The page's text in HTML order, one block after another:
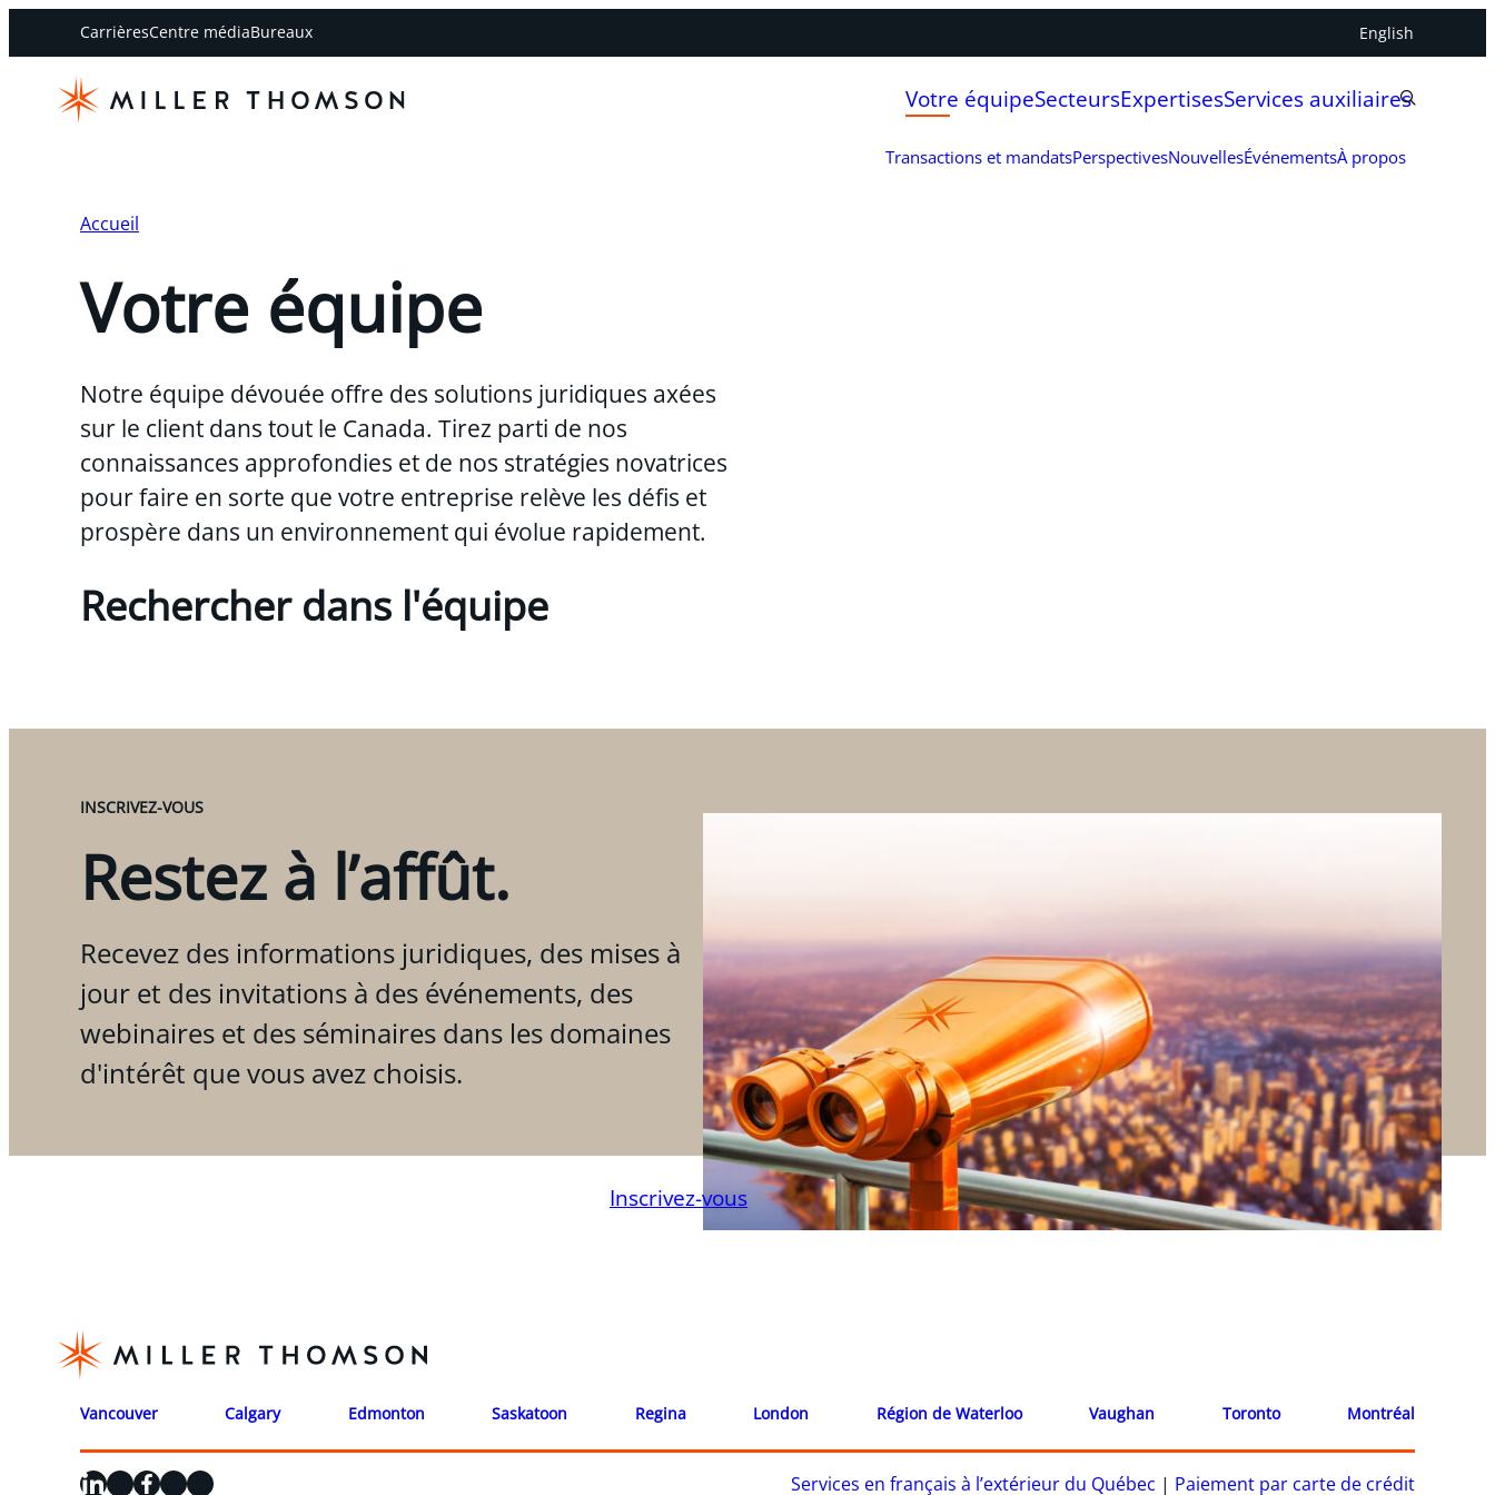
CarrièresCentre médiaBureaux English
Votre équipeSecteursExpertisesServices auxiliaires
Transactions et mandatsPerspectivesNouvellesÉvénementsÀ propos
Accueil
Votre équipe
Notre équipe dévouée offre des solutions juridiques axées
sur le client dans tout le Canada. Tirez parti de nos
connaissances approfondies et de nos stratégies novatrices
pour faire en sorte que votre entreprise relève les défis et
prospère dans un environnement qui évolue rapidement.
Rechercher dans l'équipe
INSCRIVEZ-VOUS
Restez à l’affût.
Recevez des informations juridiques, des mises à
jour et des invitations à des événements, des
webinaires et des séminaires dans les domaines
d'intérêt que vous avez choisis.
Inscrivez-vous
Vancouver Calgary Edmonton Saskatoon Regina London Région de Waterloo Vaughan Toronto Montréal
LinkedIn
X Facebook
Instagram
YouTube Services en français à l’extérieur du Québec | Paiement par carte de crédit